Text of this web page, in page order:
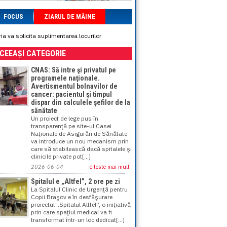
FOCUS ZIARUL DE MÂINE
va solicita suplimentarea locurilor
CATEGORIE
CNAS: Să intre şi privatul pe
programele naţionale.
Avertismentul bolnavilor de
cancer: pacientul şi timpul
dispar din calculele şefilor de la
sănătate
Un proiect de lege pus în
transparenţă pe site-ul Casei
Naţionale de Asigurări de Sănătate
va introduce un nou mecanism prin
care să stabilească dacă spitalele şi
clinicile private pot[...]
2026-06-04 citeste mai mult
Spitalul e „Altfel”, 2 ore pe zi
La Spitalul Clinic de Urgenţă pentru
Copii Braşov e în desfăşurare
proiectul „Spitalul Altfel”, o iniţiativă
prin care spaţiul medical va fi
transformat într-un loc dedicat[...]